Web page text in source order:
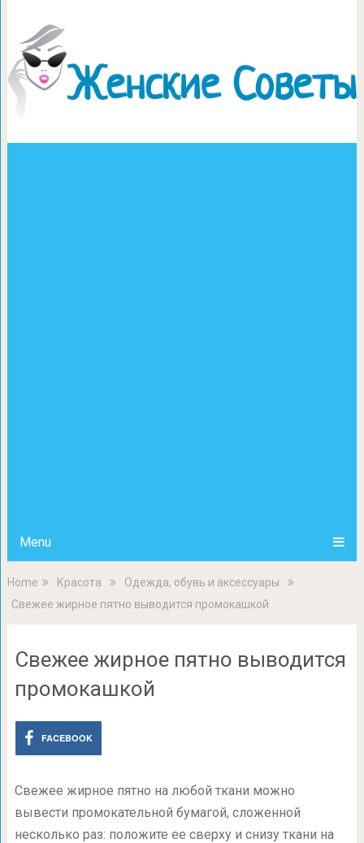
Menu
Home Красота
Одежда, обувь и аксессуары
Свежее жирное пятно выводится промокашкой
Свежее жирное пятно выводится
промокашкой
FACEBOOK
Свежее жирное пятно на любой ткани можно
вывести промокательной бумагой, сложенной
несколько раз: положите ее сверху и снизу ткани на